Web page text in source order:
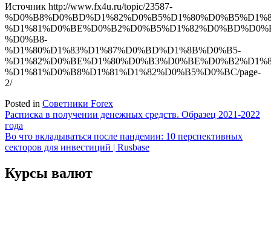
Источник http://www.fx4u.ru/topic/23587-
%D0%B8-
%D1%80%D1%83%D1%87%D0%BD%D1%8B%D0%B5-
%D1%81%D0%B8%D1%81%D1%82%D0%B5%D0%BC/page-
2/
Posted in Советники Forex
Навигация
по
записям
Расписка в получении денежных средств. Образец 2021-2022
года
Во что вкладываться после пандемии: 10 перспективных
секторов для инвестиций | Rusbase
Курсы валют